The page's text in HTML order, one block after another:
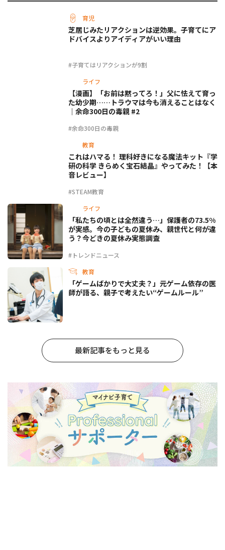
育児
#子育てはリアクションが9割
芝居じみたリアクションは逆効果。子育てにア
ドバイスよりアイディアがいい理由
ライフ
#余命300日の毒親
【漫画】「お前は黙ってろ！」父に怯えて育っ
た幼少期……トラウマは今も消えることはなく
｜余命300日の毒親 #2
教育
#STEAM教育
これはハマる！ 理科好きになる魔法キット『学
研の科学 きらめく宝石結晶』やってみた！【本
音レビュー】
ライフ
#トレンドニュース
「私たちの頃とは全然違う…」保護者の73.5%
が実感。今の子どもの夏休み、親世代と何が違
う？今どきの夏休み実態調査
教育
「ゲームばかりで大丈夫？」元ゲーム依存の医
師が語る、親子で考えたい“ゲームルール”
最新記事をもっと見る